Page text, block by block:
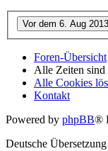
Foren-Übersicht
Alle Zeiten sind
Alle Cookies
Kontakt
Powered by phpBB®
Deutsche